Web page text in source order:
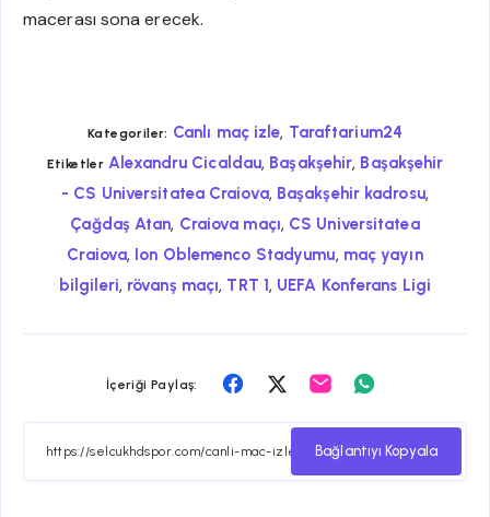
macerası sona erecek.
Kategoriler: Canlı maç izle, Taraftarium24
Etiketler Alexandru Cicaldau, Başakşehir, Başakşehir
- CS Universitatea Craiova, Başakşehir kadrosu,
Çağdaş Atan, Craiova maçı, CS Universitatea
Craiova, Ion Oblemenco Stadyumu, maç yayın
bilgileri, rövanş maçı, TRT 1, UEFA Konferans Ligi
İçeriği Paylaş:
Facebook
paylaş
Twitter
paylaş
Email
paylaşpaylaş
Bağlantıyı Kopyala